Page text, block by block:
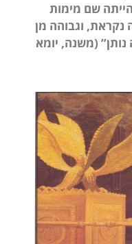
שם מימות
נקראת, וגבוהה מן
(משנה, יומא